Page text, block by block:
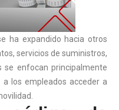
ha expandido hacia otros
servicios de suministros,
se enfocan principalmente
los empleados acceder a